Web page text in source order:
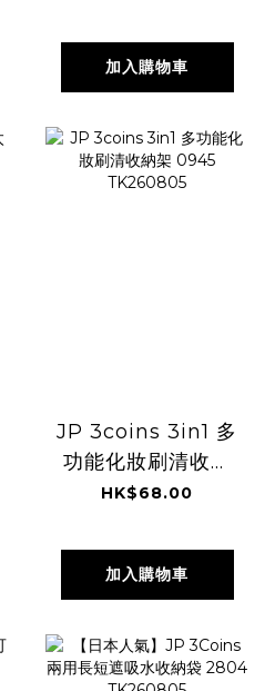
加入購物車
JP 3coins 3in1 多
功能化妝刷清收納
架 0945
HK$68.00
加入購物車